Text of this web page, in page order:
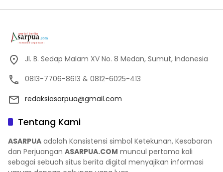
Jl. B. Sedap Malam XV No. 8 Medan, Sumut, Indonesia
0813-7706-8613 & 0812-6025-413
redaksiasarpua@gmail.com
Tentang Kami
ASARPUA adalah Konsistensi simbol Ketekunan, Kesabaran
dan Perjuangan ASARPUA.COM muncul pertama kali
sebagai sebuah situs berita digital menyajikan informasi